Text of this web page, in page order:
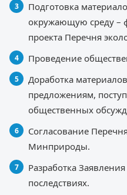
Подготовка
окружающую среду –
проекта Перечня
Проведение
Доработка
предложениям,
общественных
Согласование
Минприроды.
Разработка
последствиях.